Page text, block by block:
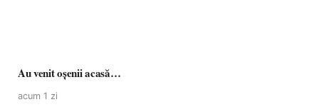
Au venit oșenii acasă…
acum 1 zi